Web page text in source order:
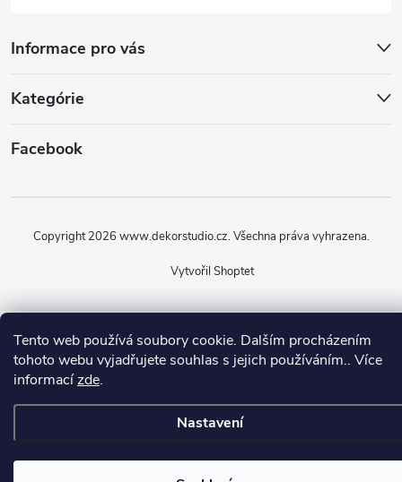
Tento web používá soubory cookie. Dalším procházením
tohoto webu vyjadřujete souhlas s jejich používáním.. Více
informacízde.
Nastavení
Informace pro vás
Kategórie
Facebook
Vytvořil Shoptet
Copyright 2026 www.dekorstudio.cz. Všechna práva vyhrazena.